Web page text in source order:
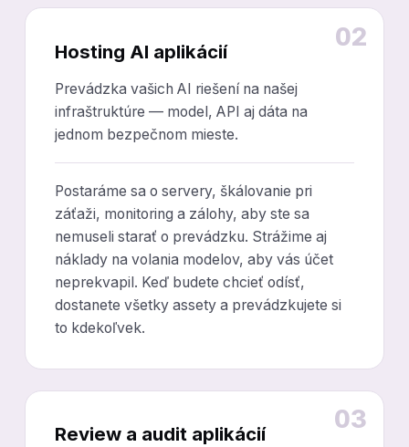
02
Hosting AI aplikácií
Prevádzka vašich AI riešení na našej
infraštruktúre — model, API aj dáta na
jednom bezpečnom mieste.
Postaráme sa o servery, škálovanie pri
záťaži, monitoring a zálohy, aby ste sa
nemuseli starať o prevádzku. Strážime aj
náklady na volania modelov, aby vás účet
neprekvapil. Keď budete chcieť odísť,
dostanete všetky assety a prevádzkujete si
to kdekoľvek.
03
Review a audit aplikácií